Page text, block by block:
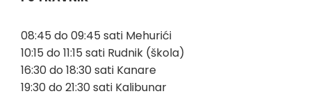
08:45 do 09:45 sati Mehurići
10:15 do 11:15 sati Rudnik (škola)
16:30 do 18:30 sati Kanare
19:30 do 21:30 sati Kalibunar